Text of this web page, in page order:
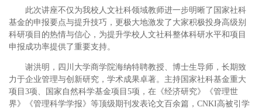
此次讲座不仅为我校人文社科领域教师进一步明晰了国家社科
基金的申报要点与提升技巧，更极大地激发了大家积极投身高级别
科研项目的热情与信心，为提升学校人文社科整体科研水平和项目
申报成功率提供了重要支持。
谢洪明，四川大学商学院海纳特聘教授、博士生导师，长期致
力于企业管理与创新研究，学术成果卓著。主持国家社科基金重大
项目3项、国家自然科学基金项目5项，在《经济研究》《管理世
界》《管理科学学报》等顶级期刊发表论文百余篇，CNKI高被引学